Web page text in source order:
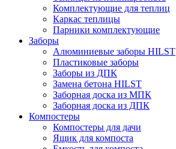
Комплектующие для теплиц
Каркас теплицы
Парники комплектующие
Заборы
Алюминиевые заборы HILST
Пластиковые заборы
Заборы из ДПК
Замена бетона HILST
Заборная доска из МПК
Заборная доска из ДПК
Компостеры
Компостеры для дачи
Ящик для компоста